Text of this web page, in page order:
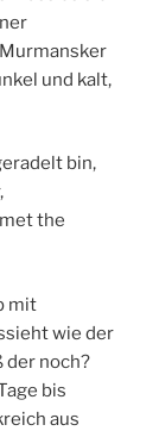
und kalt,
bin,
the
mit
wie der
der noch?
bis
aus